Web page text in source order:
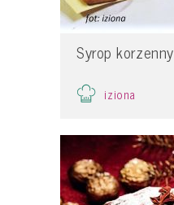
Syrop korzenny
iziona